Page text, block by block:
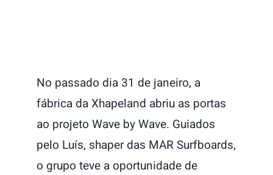
No passado dia 31 de janeiro, a
fábrica da Xhapeland abriu as portas
ao projeto Wave by Wave. Guiados
pelo Luís, shaper das MAR Surfboards,
o grupo teve a oportunidade de